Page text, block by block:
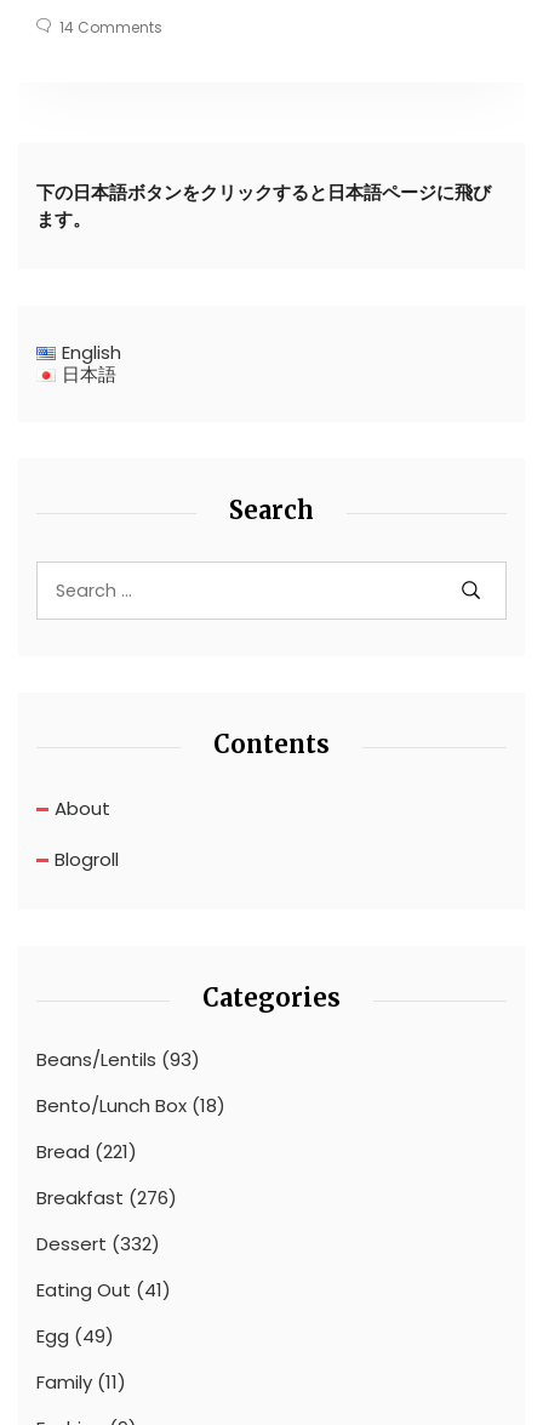
14 Comments
下の日本語ボタンをクリックすると日本語ページに飛び
ます。
English
日本語
Search
Contents
About
Blogroll
Categories
Beans/Lentils (93)
Bento/Lunch Box (18)
Bread (221)
Breakfast (276)
Dessert (332)
Eating Out (41)
Egg (49)
Family (11)